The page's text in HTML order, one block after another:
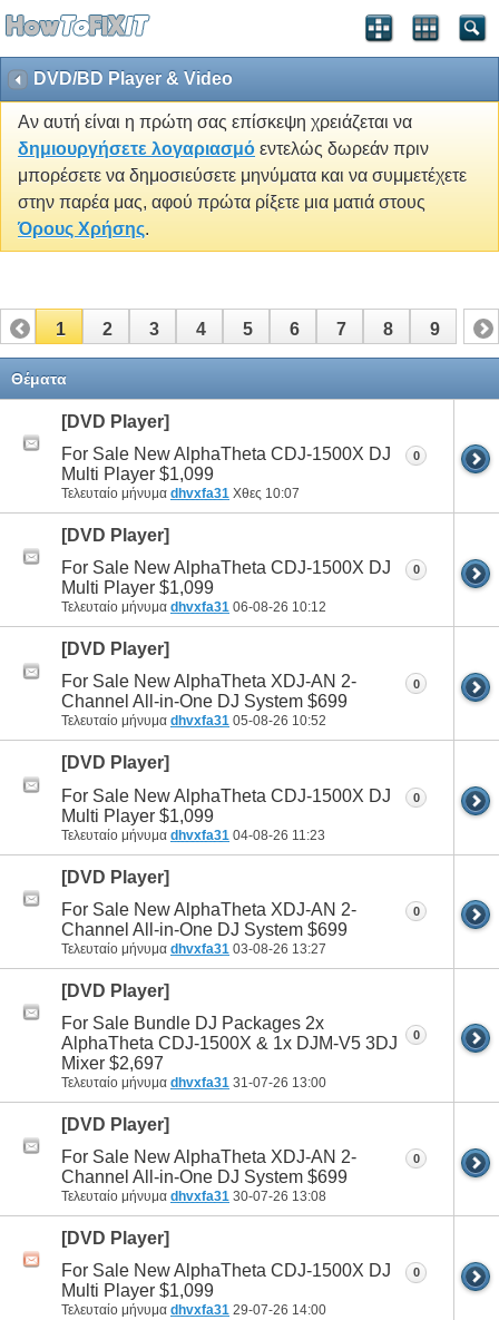
DVD/BD Player & Video
Αν αυτή είναι η πρώτη σας επίσκεψη χρειάζεται να
δημιουργήσετε λογαριασμό εντελώς δωρεάν πριν
μπορέσετε να δημοσιεύσετε μηνύματα και να συμμετέχετε
στην παρέα μας, αφού πρώτα ρίξετε μια ματιά στους
Όρους Χρήσης.
1 2 3 4 5 6 7 8 9
Θέματα
[DVD Player]
For Sale New AlphaTheta CDJ-1500X DJ
Multi Player $1,099
Τελευταίο μήνυμα dhvxfa31 Χθες 10:07
0
[DVD Player]
For Sale New AlphaTheta CDJ-1500X DJ
Multi Player $1,099
Τελευταίο μήνυμα dhvxfa31 06-08-26 10:12
0
[DVD Player]
For Sale New AlphaTheta XDJ-AN 2-
Channel All-in-One DJ System $699
Τελευταίο μήνυμα dhvxfa31 05-08-26 10:52
0
[DVD Player]
For Sale New AlphaTheta CDJ-1500X DJ
Multi Player $1,099
Τελευταίο μήνυμα dhvxfa31 04-08-26 11:23
0
[DVD Player]
For Sale New AlphaTheta XDJ-AN 2-
Channel All-in-One DJ System $699
Τελευταίο μήνυμα dhvxfa31 03-08-26 13:27
0
[DVD Player]
For Sale Bundle DJ Packages 2x
AlphaTheta CDJ-1500X & 1x DJM-V5 3DJ
Mixer $2,697
Τελευταίο μήνυμα dhvxfa31 31-07-26 13:00
0
[DVD Player]
For Sale New AlphaTheta XDJ-AN 2-
Channel All-in-One DJ System $699
Τελευταίο μήνυμα dhvxfa31 30-07-26 13:08
0
[DVD Player]
For Sale New AlphaTheta CDJ-1500X DJ
Multi Player $1,099
Τελευταίο μήνυμα dhvxfa31 29-07-26 14:00
0